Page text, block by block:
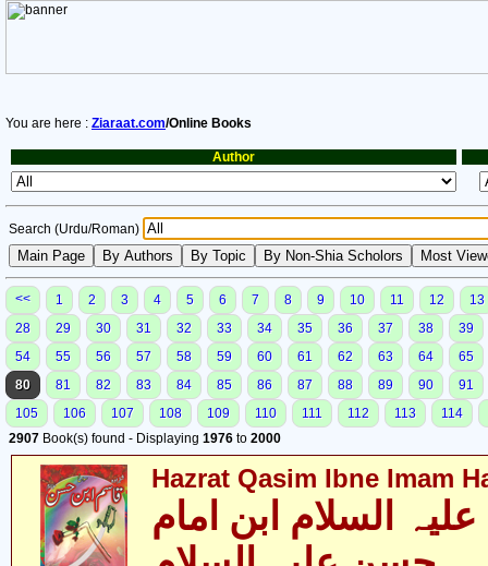
You are here : Ziaraat.com/Online Books
Author
Search (Urdu/Roman)
<< 1 2 3 4 5 6 7 8 9 10 11 12
13
28
29 30 31 32 33 34 35 36 37 38
39
54
55 56 57 58 59 60 61 62 63 64
65
80
81 82 83 84 85 86 87 88 89 90
91
105
106 107 108 109 110 111 112 113
114
2907 Book(s) found - Displaying 1976 to 2000
Hazrat Qasim Ibne Imam
السلام ابن امام